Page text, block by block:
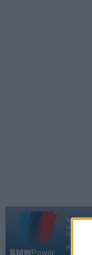
Vortāls
kopš
BMW AG.
Par